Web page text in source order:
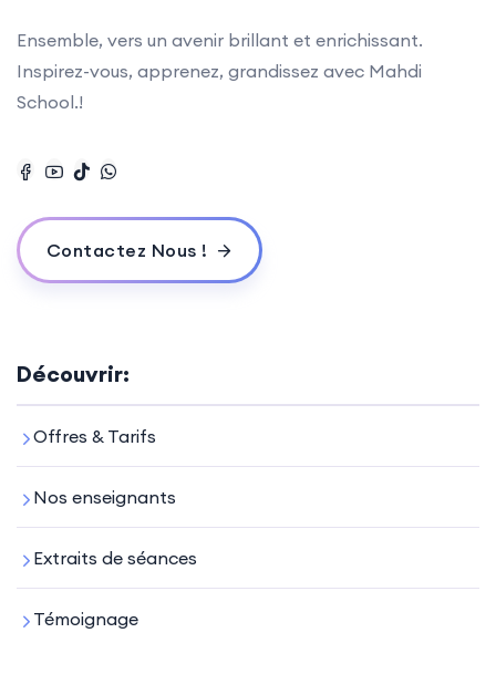
Ensemble, vers un avenir brillant et enrichissant.
Inspirez-vous, apprenez, grandissez avec Mahdi
School.!
Contactez Nous !
Découvrir:
Offres & Tarifs
Nos enseignants
Extraits de séances
Témoignage